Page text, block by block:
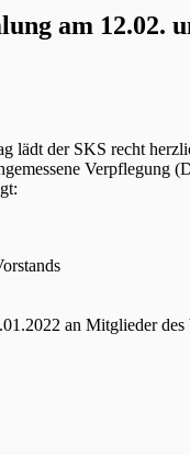
am 12.02.
lädt der SKS recht
Verpflegung
an Mitglieder des